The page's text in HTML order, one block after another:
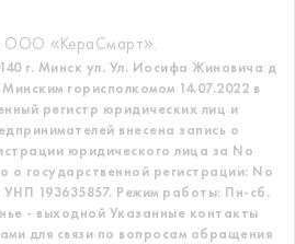
«КераСмарт».
г. Минск ул. Ул. Иосифа Жиновича д
Минским горисполкомом 14.07.2022 в
регистр юридических лиц и
внесена запись о
юридического лица за No
о государственной регистрации: No
УНП 193635857. Режим работы: Пн-сб.
- выходной Указанные контакты
для связи по вопросам обращения